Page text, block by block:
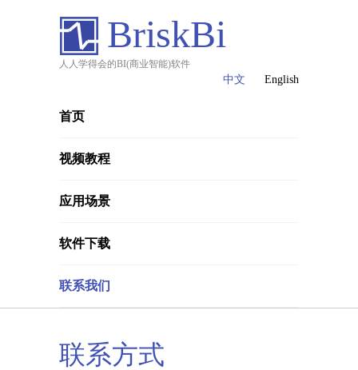
BriskBi
人人学得会的BI(商业智能)软件
中文 English
首页
视频教程
应用场景
软件下载
联系我们
联系方式